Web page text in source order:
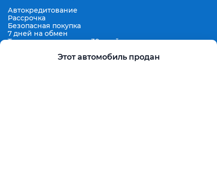
Этот автомобиль продан
Автокредитование
Рассрочка
Безопасная покупка
7 дней на обмен
Техническая гарантия 30 дней
Гарантированная цена выкупа